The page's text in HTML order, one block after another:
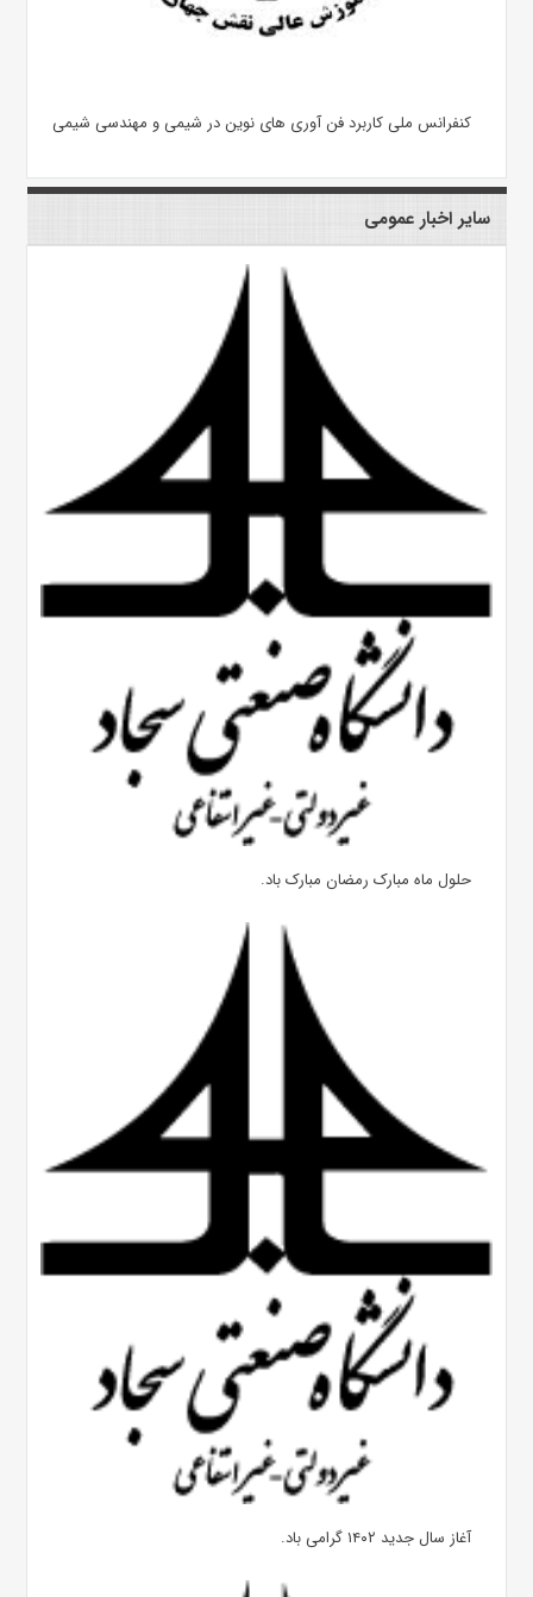
کنفرانس ملی کاربرد فن آوری های نوین در شیمی و مهندسی شیمی
سایر اخبار عمومی
حلول ماه مبارک رمضان مبارک باد.
آغاز سال جدید ۱۴۰۲ گرامی باد.